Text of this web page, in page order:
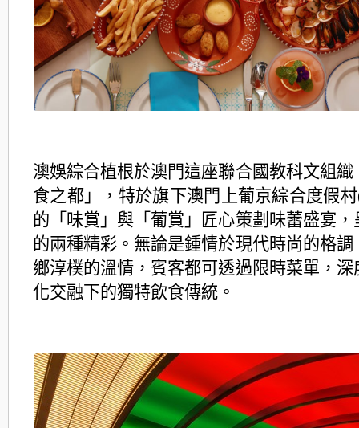
澳娛綜合植根於澳門這座聯合國教科文組織
食之都」，特於旗下澳門上葡京綜合度假
的「味賞」與「葡賞」匠心策劃味蕾盛宴，
的兩種精彩。無論是鍾情於現代時尚的格調
鄉淳樸的溫情，賓客都可透過限時菜單，深
化交融下的獨特飲食傳統。